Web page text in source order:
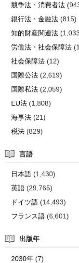
競争法・消費者法
銀行法・金融法(815)
知的財産関連法
労働法・社会保障法
社会保障法(12)
国際公法(2,619)
国際私法(2,059)
EU法(1,808)
海事法(21)
税法(829)
言語
日本語(1,430)
英語(29,765)
ドイツ語(14,493)
フランス語(6,601)
出版年
2030年(7)